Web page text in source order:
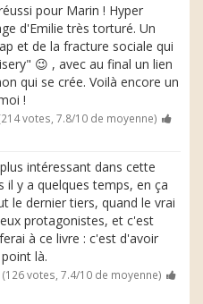
pour Marin ! Hyper
d'Emilie très torturé. Un
et de la fracture sociale qui
😉 , avec au final un lien
qui se crée. Voilà encore un
!
votes, 7.8/10 de moyenne)
intéressant dans cette
y a quelques temps, en ça
le dernier tiers, quand le vrai
protagonistes, et c'est
à ce livre : c'est d'avoir
là.
votes, 7.4/10 de moyenne)